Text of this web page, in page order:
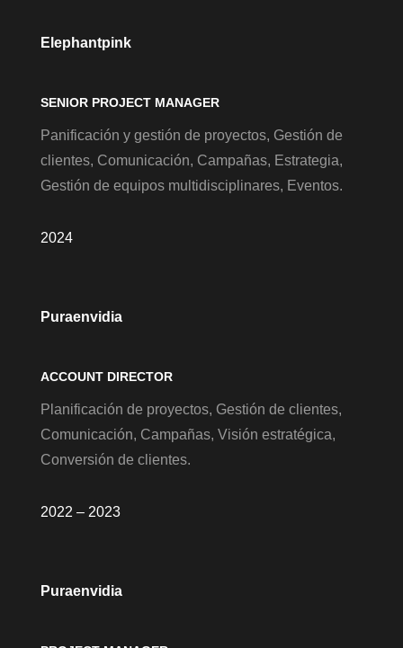
Elephantpink
SENIOR PROJECT MANAGER
Panificación y gestión de proyectos, Gestión de
clientes, Comunicación, Campañas, Estrategia,
Gestión de equipos multidisciplinares, Eventos.
2024
Puraenvidia
ACCOUNT DIRECTOR
Planificación de proyectos, Gestión de clientes,
Comunicación, Campañas, Visión estratégica,
Conversión de clientes.
2022 – 2023
Puraenvidia